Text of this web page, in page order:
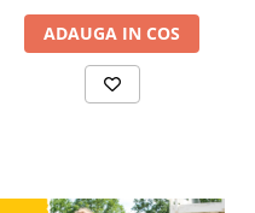
ADAUGA IN COS